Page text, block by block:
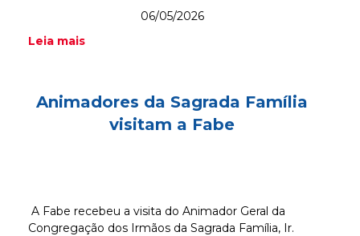
06/05/2026
Leia mais
Animadores da Sagrada Família
visitam a Fabe
A Fabe recebeu a visita do Animador Geral da
Congregação dos Irmãos da Sagrada Família, Ir.